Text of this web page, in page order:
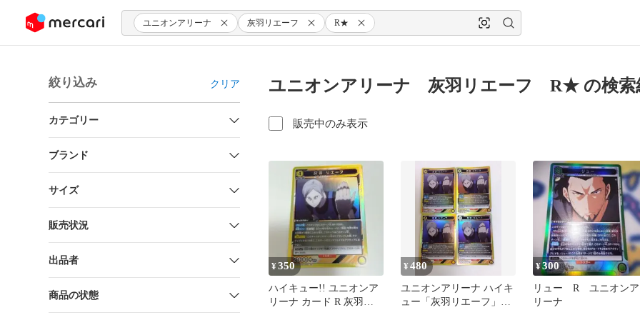
ツにスキップ ユニオンアリーナ 灰羽リエーフ R★
絞り込み クリア
カテゴリー
ブランド
サイズ
販売状況
出品者
商品の状態
ユニオンアリーナ 灰羽リエーフ R★ の検索
販売中のみ表示
¥350
ハイキュー!! ユニオンア
リーナ カード R 灰羽リ
¥480
ユニオンアリーナ ハイキ
ュー「灰羽リエーフ」
¥300
リュー R ユニオンア
リーナ